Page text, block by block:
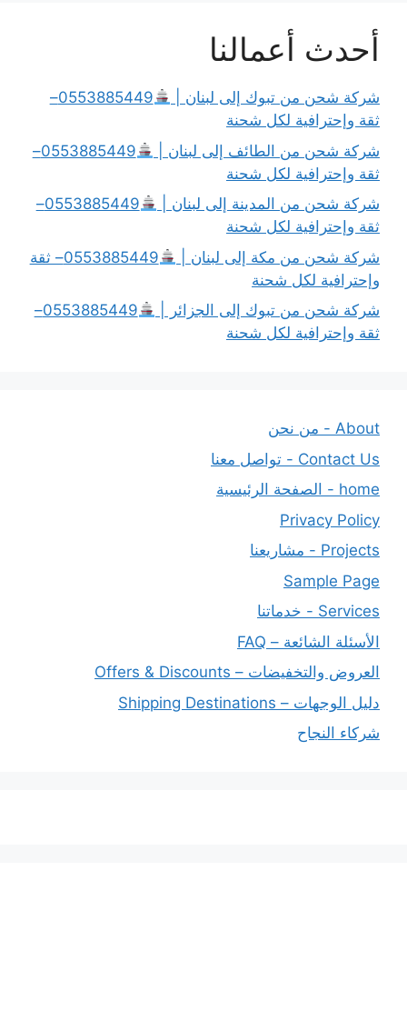
أحدث أعمالنا
شركة شحن من تبوك إلى لبنان |
0553885449–
ثقة وإحترافية لكل شحنة
شركة شحن من الطائف إلى لبنان |
0553885449–
ثقة وإحترافية لكل شحنة
شركة شحن من المدينة إلى لبنان |
0553885449–
ثقة وإحترافية لكل شحنة
شركة شحن من مكة إلى لبنان |
0553885449– ثقة
وإحترافية لكل شحنة
شركة شحن من تبوك إلى الجزائر |
0553885449–
ثقة وإحترافية لكل شحنة
About - من نحن
Contact Us - تواصل معنا
home - الصفحة الرئيسية
Privacy Policy
Projects - مشاريعنا
Sample Page
Services - خدماتنا
الأسئلة الشائعة – FAQ
العروض والتخفيضات – Offers & Discounts
دليل الوجهات – Shipping Destinations
شركاء النجاح